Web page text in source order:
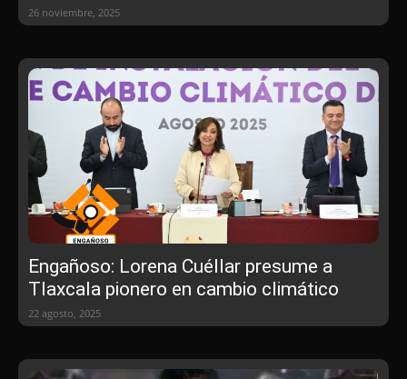
26 noviembre, 2025
Engañoso: Lorena Cuéllar presume a
Tlaxcala pionero en cambio climático
22 agosto, 2025